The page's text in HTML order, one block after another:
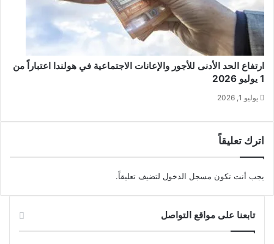
ارتفاع الحد الأدنى للأجور والإعانات الاجتماعية في هولندا اعتباراً من
1 يوليو 2026
يوليو 1, 2026
اترك تعليقاً
يجب أنت تكون مسجل الدخول لتضيف تعليقاً.
تابعنا على مواقع التواصل